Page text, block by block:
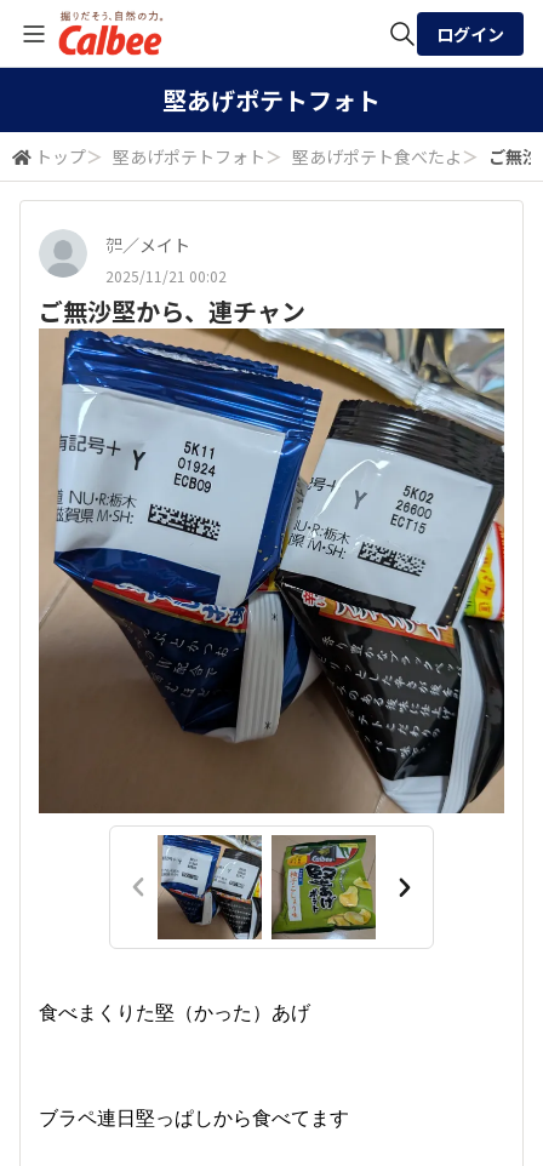
検索
ログイン
堅あげポテトフォト
トップ＞ 堅あげポテトフォト ＞ 堅あげポテト食べたよ ＞ ご無
㌍／メイト
2025/11/21 00:02
ご無沙堅から、連チャン
食べまくりた堅（かった）あげ
ブラペ連日堅っぱしから食べてます